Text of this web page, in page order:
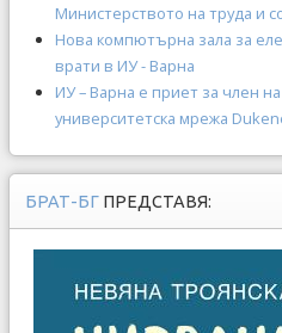
Министерството на труда и
Нова компютърна зала за
врати в ИУ - Варна
ИУ – Варна е приет за член
университетска мрежа
БРАТ-БГ ПРЕДСТАВЯ: